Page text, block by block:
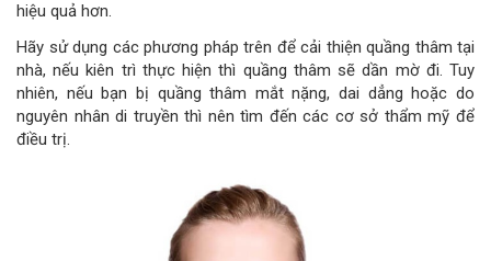
hiệu quả hơn.
Hãy sử dụng các phương pháp trên để cải thiện quầng thâm tại
nhà, nếu kiên trì thực hiện thì quầng thâm sẽ dần mờ đi. Tuy
nhiên, nếu bạn bị quầng thâm mắt nặng, dai dẳng hoặc do
nguyên nhân di truyền thì nên tìm đến các cơ sở thẩm mỹ để
điều trị.